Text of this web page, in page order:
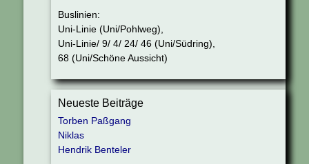
Buslinien:
Uni-Linie (Uni/Pohlweg),
Uni-Linie/ 9/ 4/ 24/ 46 (Uni/Südring),
68 (Uni/Schöne Aussicht)
Neueste Beiträge
Torben Paßgang
Niklas
Hendrik Benteler